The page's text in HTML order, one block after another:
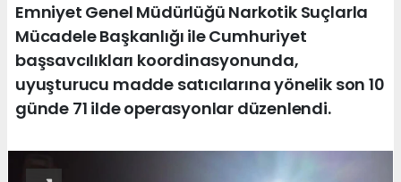
Emniyet Genel Müdürlüğü Narkotik Suçlarla
Mücadele Başkanlığı ile Cumhuriyet
başsavcılıkları koordinasyonunda,
uyuşturucu madde satıcılarına yönelik son 10
günde 71 ilde operasyonlar düzenlendi.